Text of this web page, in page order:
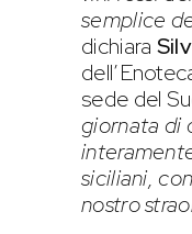
semplice
dichiara
sede del
giornata di
siciliani,
nostro